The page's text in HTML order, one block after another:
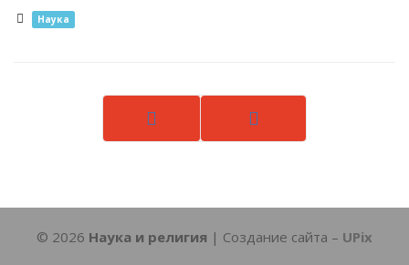
Наука
© 2026 Наука и религия | Создание сайта – UPix